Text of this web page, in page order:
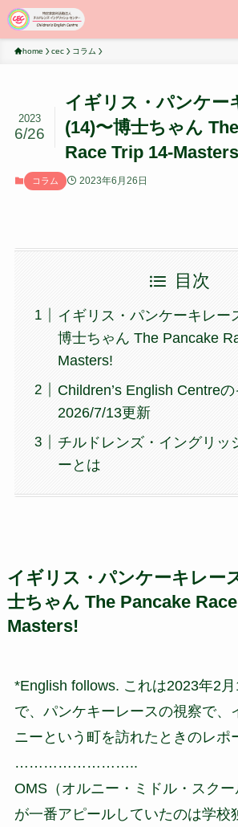
home cec コラム
イギリス・パンケー
(14)〜博士ちゃん
Race Trip 14-
2023
6/26
コラム 2023年6月26日
目次
イギリス・パンケーキレー
博士ちゃん The Pancake
Masters!
Children’s English Centre
2026/7/13更新
チルドレンズ・イングリッ
ーとは
イギリス・パンケーキレー
士ちゃん The Pancake
Masters!
*English follows. これは2023年2
で、パンケキーレースの視察で、
ニーという町を訪れたときのレポ
……………………..
OMS（オルニー・ミドル・スク
が一番アピールしていたのは学校